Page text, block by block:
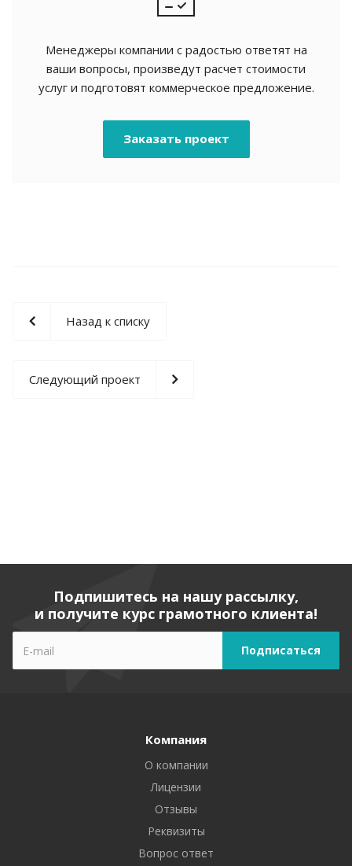
Менеджеры компании с радостью ответят на
ваши вопросы, произведут расчет стоимости
услуг и подготовят коммерческое предложение.
Заказать проект
Назад к списку
Следующий проект
Подпишитесь на нашу рассылку,
и получите курс грамотного клиента!
Компания
О компании
Лицензии
Отзывы
Реквизиты
Вопрос ответ